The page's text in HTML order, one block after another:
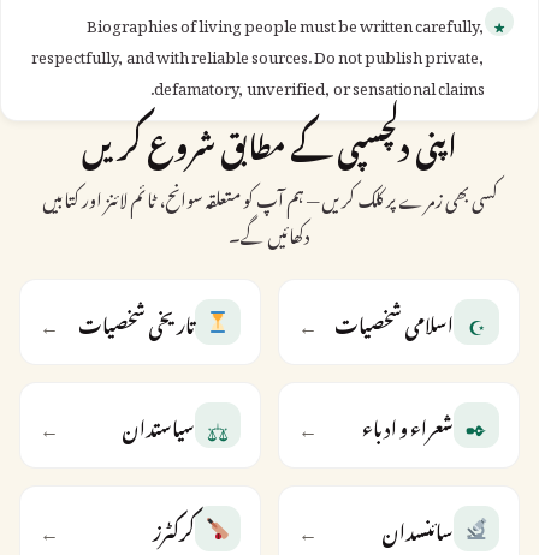
★
Biographies of living people must be written carefully,
respectfully, and with reliable sources. Do not publish private,
defamatory, unverified, or sensational claims.
اپنی دلچسپی کے مطابق شروع کریں
کسی بھی زمرے پر کلک کریں — ہم آپ کو متعلقہ سوانح، ٹائم لائنز اور کتابیں
دکھائیں گے۔
☪ اسلامی شخصیات ← تاریخی شخصیات ←
✒ شعراء و ادباء ←
⚖ سیاستدان ←
سائنسدان ← کرکٹرز ←